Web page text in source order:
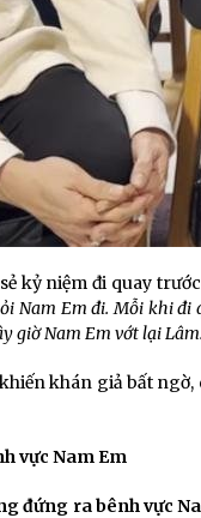
kỷ niệm đi quay
Nam Em đi. Mỗi khi
giờ Nam Em vớt lại
khán giả bất
vực Nam Em
đứng ra bênh vực